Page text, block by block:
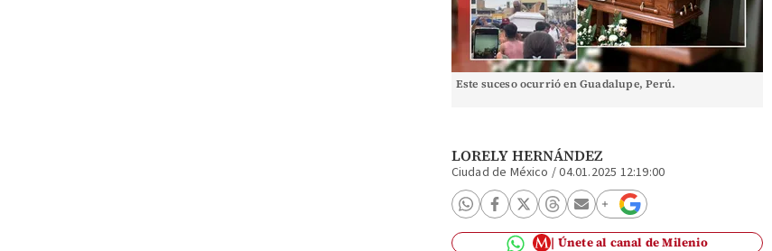
Este suceso ocurrió en Guadalupe, Perú.
LORELY HERNÁNDEZ
Ciudad de México /04.01.2025 12:19:00
Únete al canal de Milenio